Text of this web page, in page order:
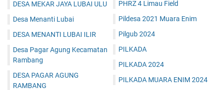
DESA MEKAR JAYA LUBAI ULU
Desa Menanti Lubai
DESA MENANTI LUBAI ILIR
Desa Pagar Agung Kecamatan
Rambang
DESA PAGAR AGUNG
RAMBANG
PHRZ 4 Limau Field
Pildesa 2021 Muara Enim
Pilgub 2024
PILKADA
PILKADA 2024
PILKADA MUARA ENIM 2024